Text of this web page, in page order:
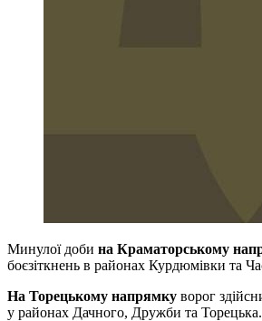
Минулої доби на Краматорському
боєзіткнень в районах Курдюмівки та
На Торецькому напрямку ворог
у районах Дачного, Дружби та Торецька.